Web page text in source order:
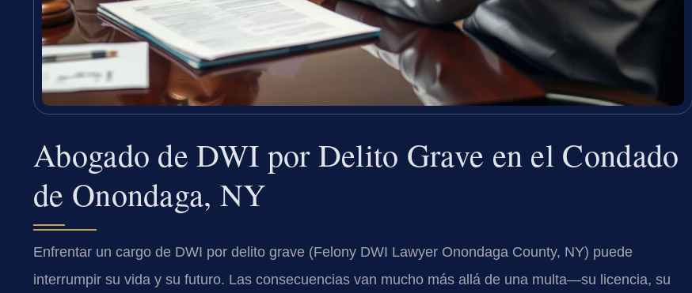
Abogado de DWI por Delito Grave en el Condado
de Onondaga, NY
Enfrentar un cargo de DWI por delito grave (Felony DWI Lawyer Onondaga County, NY) puede
interrumpir su vida y su futuro. Las consecuencias van mucho más allá de una multa—su licencia, su